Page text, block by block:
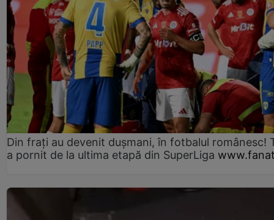
Din frați au devenit dușmani, în fotbalul românesc!
a pornit de la ultima etapă din SuperLiga